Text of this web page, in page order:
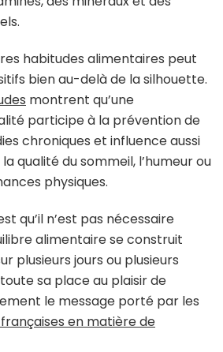
habitudes alimentaires peut
bien au-delà de la silhouette.
montrent qu’une
participe à la prévention de
chroniques et influence aussi
qualité du sommeil, l’humeur ou
physiques.
qu’il n’est pas nécessaire
alimentaire se construit
plusieurs jours ou plusieurs
sa place au plaisir de
le message porté par les
en matière de